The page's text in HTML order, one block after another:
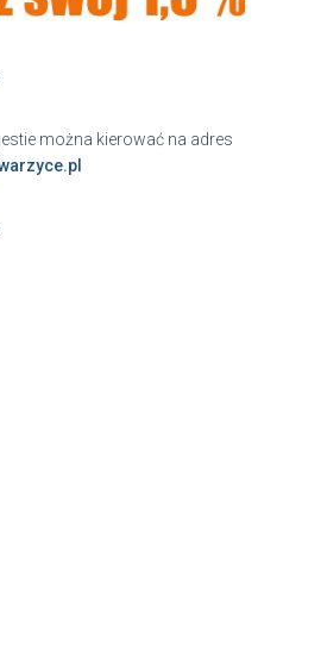
można kierować na adres